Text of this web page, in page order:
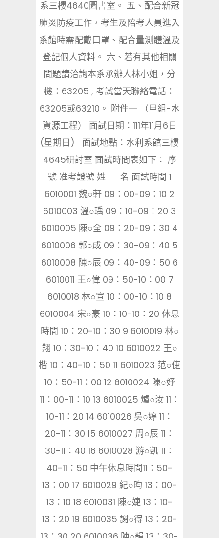
系三樓4640圖書室。 五、配合新冠
肺炎防疫工作，考生及陪考人員進入
系館時需配戴口罩、配合量測體溫及
登記個人資料。 六、若有其他相關
問題請洽詢本系承辦人林小姐，分
機：63205 ; 考試當天聯絡電話：
63205或63210。 附件一 （甲組-水
資源工程） 面試日期：111年11月6日
(星期日) 面試地點：水利系館三樓
4645研討室 面試時間表如下： 序
號 准考證號 姓 名 面試時間 1
6010001 魏○軒 09：00-09：10 2
6010003 溫○瑀 09：10-09：20 3
6010005 陳○全 09：20-09：30 4
6010006 郭○成 09：30-09：40 5
6010008 陳○辰 09：40-09：50 6
6010011 王○偉 09：50-10：00 7
6010018 林○宣 10：00-10：10 8
6010004 宋○豪 10：10-10：20 休息
時間 10：20-10：30 9 6010019 林○
翔 10：30-10：40 10 6010022 王○
楷 10：40-10：50 11 6010023 范○倢
10：50-11：00 12 6010024 陳○妤
11：00-11：10 13 6010025 爐○汝 11：
10-11：20 14 6010026 吳○婷 11：
20-11：30 15 6010027 周○辰 11：
30-11：40 16 6010028 游○凱 11：
40-11：50 中午休息時間11：50-
13：00 17 6010029 紀○昀 13：00-
13：10 18 6010031 陳○婕 13：10-
13：20 19 6010035 謝○得 13：20-